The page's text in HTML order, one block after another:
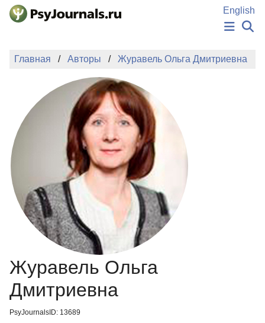
Перейти к основному содержанию
English
НОВОСТИ
АВТОРЫ
ПОДАТЬ РУКОПИСЬ
БАЗА ЗНАНИЙ
КЛЮЧЕВЫЕ СЛОВА
Регистрация
Главная Авторы Журавель Ольга Дмитриевна
Журавель Ольга
Дмитриевна
PsyJournalsID: 13689